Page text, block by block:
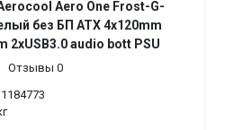
Aero One Frost-G-
без БП ATX 4x120mm
2xUSB3.0 audio bott PSU
Отзывы 0
1184773